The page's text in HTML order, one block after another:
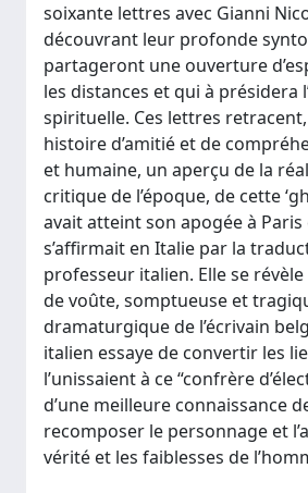
soixante lettres avec Gianni
découvrant leur profonde
partageront une ouverture
les distances et qui à présidera
spirituelle. Ces lettres
histoire d’amitié et de
et humaine, un aperçu de la
critique de l’époque, de cette
avait atteint son apogée à Paris
s’affirmait en Italie par la
professeur italien. Elle se
de voûte, somptueuse et
dramaturgique de l’écrivain
italien essaye de convertir les
l’unissaient à ce “confrère
d’une meilleure connaissance
recomposer le personnage et
vérité et les faiblesses de